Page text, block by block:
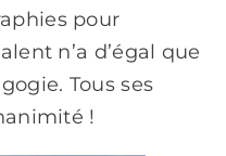
pour
n’a d’égal que
Tous ses
!